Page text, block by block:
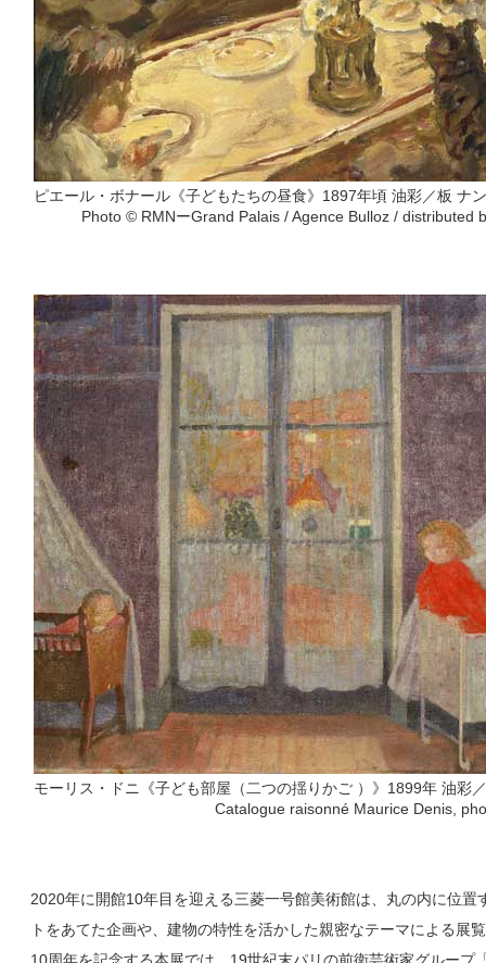
ピエール・ボナール《子どもたちの昼食》1897年頃 油彩／板 ナ
Photo © RMNーGrand Palais / Agence Bulloz / distributed
モーリス・ドニ《子ども部屋（二つの揺りかご ）》1899年 油彩
Catalogue raisonné Maurice Denis,
2020年に開館10年目を迎える三菱一号館美術館は、丸の内に位
トをあてた企画や、建物の特性を活かした親密なテーマによる展